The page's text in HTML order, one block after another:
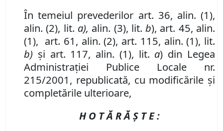
În temeiul prevederilor art. 36, alin. (1),
alin. (2), lit. a), alin. (3), lit.b), art. 45, alin.
(1), art. 61, alin. (2), art. 115, alin. (1), lit.
b) şi art. 117, alin. (1), lit. a) din Legea
Administraţiei Publice Locale nr.
215/2001, republicată, cu modificările şi
completările ulterioare,
H O T Ă R Ă Ş T E :